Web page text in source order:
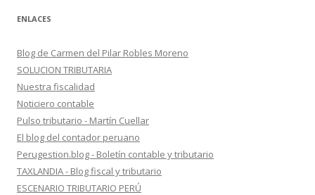
ENLACES
Blog de Carmen del Pilar Robles Moreno
SOLUCION TRIBUTARIA
Nuestra fiscalidad
Noticiero contable
Pulso tributario - Martín Cuellar
El blog del contador peruano
Perugestion.blog - Boletín contable y tributario
TAXLANDIA - Blog fiscal y tributario
ESCENARIO TRIBUTARIO PERÚ